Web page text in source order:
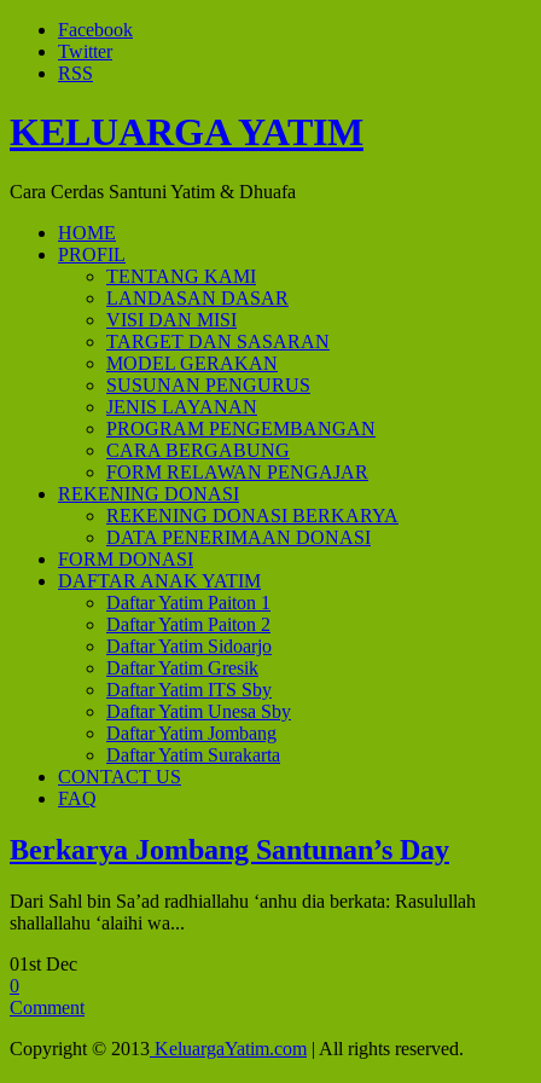
Facebook
Twitter
RSS
KELUARGA YATIM
Cara Cerdas Santuni Yatim & Dhuafa
HOME
PROFIL
TENTANG KAMI
LANDASAN DASAR
VISI DAN MISI
TARGET DAN SASARAN
MODEL GERAKAN
SUSUNAN PENGURUS
JENIS LAYANAN
PROGRAM PENGEMBANGAN
CARA BERGABUNG
FORM RELAWAN PENGAJAR
REKENING DONASI
REKENING DONASI BERKARYA
DATA PENERIMAAN DONASI
FORM DONASI
DAFTAR ANAK YATIM
Daftar Yatim Paiton 1
Daftar Yatim Paiton 2
Daftar Yatim Sidoarjo
Daftar Yatim Gresik
Daftar Yatim ITS Sby
Daftar Yatim Unesa Sby
Daftar Yatim Jombang
Daftar Yatim Surakarta
CONTACT US
FAQ
Berkarya Jombang Santunan’s Day
Dari Sahl bin Sa’ad radhiallahu ‘anhu dia berkata: Rasulullah
shallallahu ‘alaihi wa...
01st Dec
0
Comment
Copyright © 2013 KeluargaYatim.com | All rights reserved.